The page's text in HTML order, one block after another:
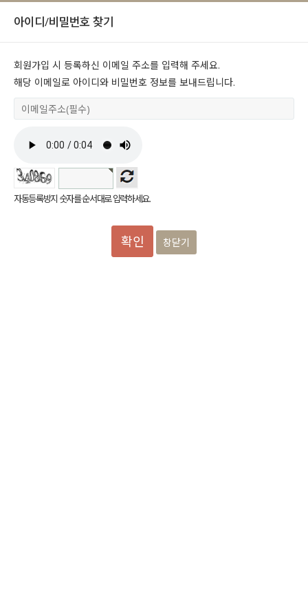
아이디/비밀번호 찾기
회원가입 시 등록하신 이메일 주소를 입력해 주세요.
해당 이메일로 아이디와 비밀번호 정보를 보내드립니다.
자동등록방지 숫자를 순서대로 입력하세요.
창닫기